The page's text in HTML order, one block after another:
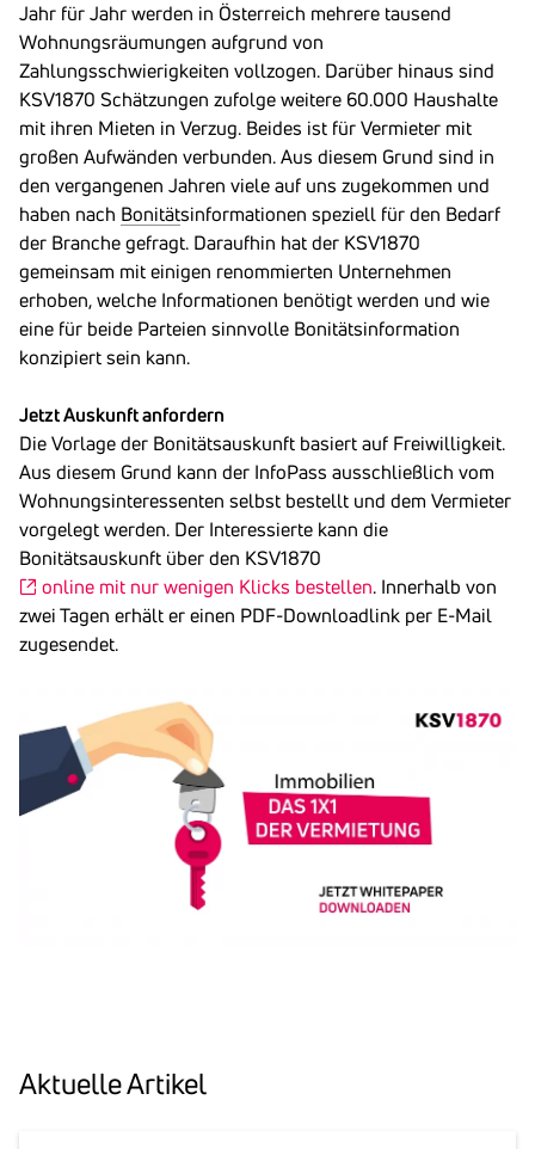
Jahr für Jahr werden in Österreich mehrere tausend
Wohnungsräumungen aufgrund von
Zahlungsschwierigkeiten vollzogen. Darüber hinaus sind
KSV1870 Schätzungen zufolge weitere 60.000 Haushalte
mit ihren Mieten in Verzug. Beides ist für Vermieter mit
großen Aufwänden verbunden. Aus diesem Grund sind in
den vergangenen Jahren viele auf uns zugekommen und
haben nach Bonitätsinformationen speziell für den Bedarf
der Branche gefragt. Daraufhin hat der KSV1870
gemeinsam mit einigen renommierten Unternehmen
erhoben, welche Informationen benötigt werden und wie
eine für beide Parteien sinnvolle Bonitätsinformation
konzipiert sein kann.
Jetzt Auskunft anfordern
Die Vorlage der Bonitätsauskunft basiert auf Freiwilligkeit.
Aus diesem Grund kann der InfoPass ausschließlich vom
Wohnungsinteressenten selbst bestellt und dem Vermieter
vorgelegt werden. Der Interessierte kann die
Bonitätsauskunft über den KSV1870
online mit nur wenigen Klicks bestellen. Innerhalb von
zwei Tagen erhält er einen PDF-Downloadlink per E-Mail
zugesendet.
Aktu­elle Artikel